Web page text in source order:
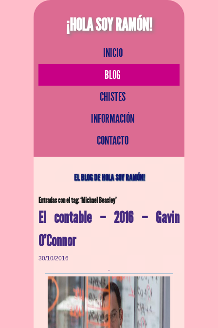
¡HOLA SOY RAMÓN!
INICIO
BLOG
CHISTES
INFORMACIÓN
CONTACTO
EL BLOG DE HOLA SOY RAMÓN!
Entradas con el tag: ‘Michael Beasley’
El contable – 2016 – Gavin
O’Connor
30/10/2016